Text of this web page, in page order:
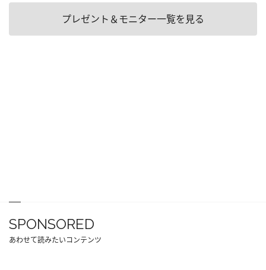
プレゼント＆モニター一覧を見る
SPONSORED
あわせて読みたいコンテンツ